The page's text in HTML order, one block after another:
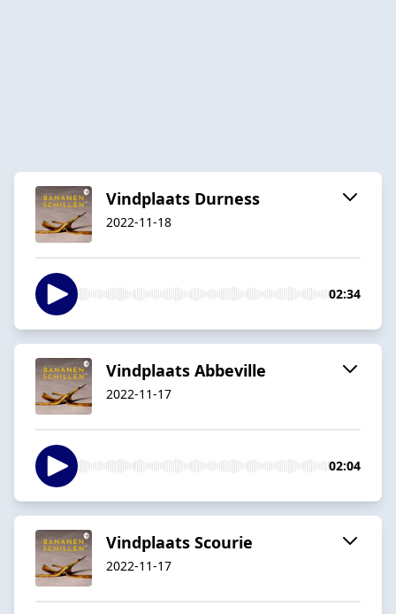
Vindplaats Durness
2022-11-18
02:34
Vindplaats Abbeville
2022-11-17
02:04
Vindplaats Scourie
2022-11-17